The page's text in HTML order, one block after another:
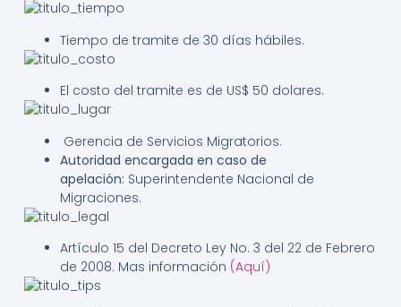
Tiempo de tramite de 30 días hábiles.
El costo del tramite es de US$ 50 dolares.
Gerencia de Servicios Migratorios.
Autoridad encargada en caso de
apelación: Superintendente Nacional de
Migraciones.
Artículo 15 del Decreto Ley No. 3 del 22 de Febrero
de 2008. Mas información (Aquí)